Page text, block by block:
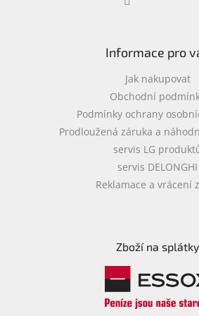
Informace pro
Jak nakupovat
Obchodní
Podmínky ochrany
Prodloužená záruka a
servis LG
servis DELONGHI
Reklamace a vrácení
Zboží na splátky